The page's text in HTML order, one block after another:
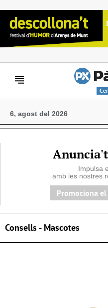
6, agost del 2026
Impulsa
amb les nostres
Promociona
Consells - Mascotes